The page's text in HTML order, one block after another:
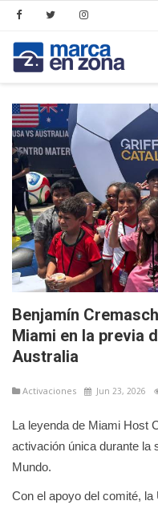
Benjamín
Miami en la previa
Australia
Activaciones Jun 23, 2026
La leyenda de Miami Host
activación única durante la
Mundo.
Con el apoyo del comité,